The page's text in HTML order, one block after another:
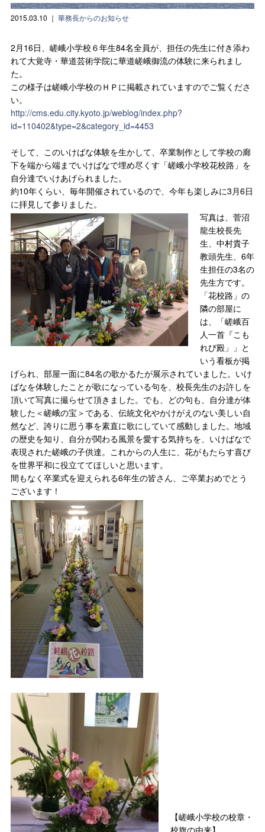
2015.03.10 ｜ 華務長からのお知らせ
2月16日、嵯峨小学校６年生84名全員が、担任の先生に付き添わ
れて大覚寺・華道芸術学院に華道嵯峨御流の体験に来られまし
た。
この様子は嵯峨小学校のＨＰに掲載されていますのでご覧くださ
い。
http://cms.edu.city.kyoto.jp/weblog/index.php?
id=110402&type=2&category_id=4453
そして、このいけばな体験を生かして、卒業制作として学校の廊
下を端から端までいけばなで埋め尽くす「嵯峨小学校花校路」を
自分達でいけあげられました。
約10年くらい、毎年開催されているので、今年も楽しみに3月6日
に拝見して参りました。
写真は、菅沼
龍生校長先
生、中村貴子
教頭先生、6年
生担任の3名の
先生方です。
「花校路」の
隣の部屋に
は、「嵯峨百
人一首『こも
れび殿」」と
いう看板が掲
げられ、部屋一面に84名の歌かるたが展示されていました。いけ
ばなを体験したことが歌になっている句を、校長先生のお許しを
頂いて写真に撮らせて頂きました。でも、どの句も、自分達が体
験した＜嵯峨の宝＞である、伝統文化やかけがえのない美しい自
然など、誇りに思う事を素直に歌にしていて感動しました。地域
の歴史を知り、自分が関わる風景を愛する気持ちを、いけばなで
表現された嵯峨の子供達。これからの人生に、花がもたらす喜び
を世界平和に役立ててほしいと思います。
間もなく卒業式を迎えられる6年生の皆さん、ご卒業おめでとう
ございます！
【嵯峨小学校の校章・
校旗の由来】